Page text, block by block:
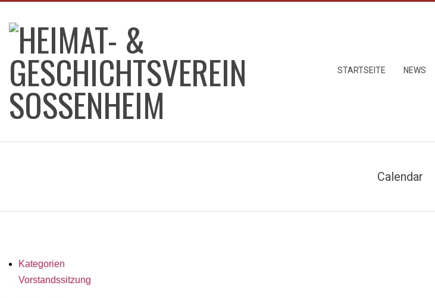
content
HEIMAT-
GESCHICHTSVEREIN
STARTSEITE NEWS
Calendar
Kategorien
Vorstandssitzung